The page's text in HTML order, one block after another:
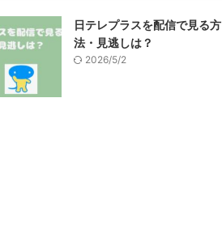
日テレプラスを配信で見る方
法・見逃しは？
2026/5/2